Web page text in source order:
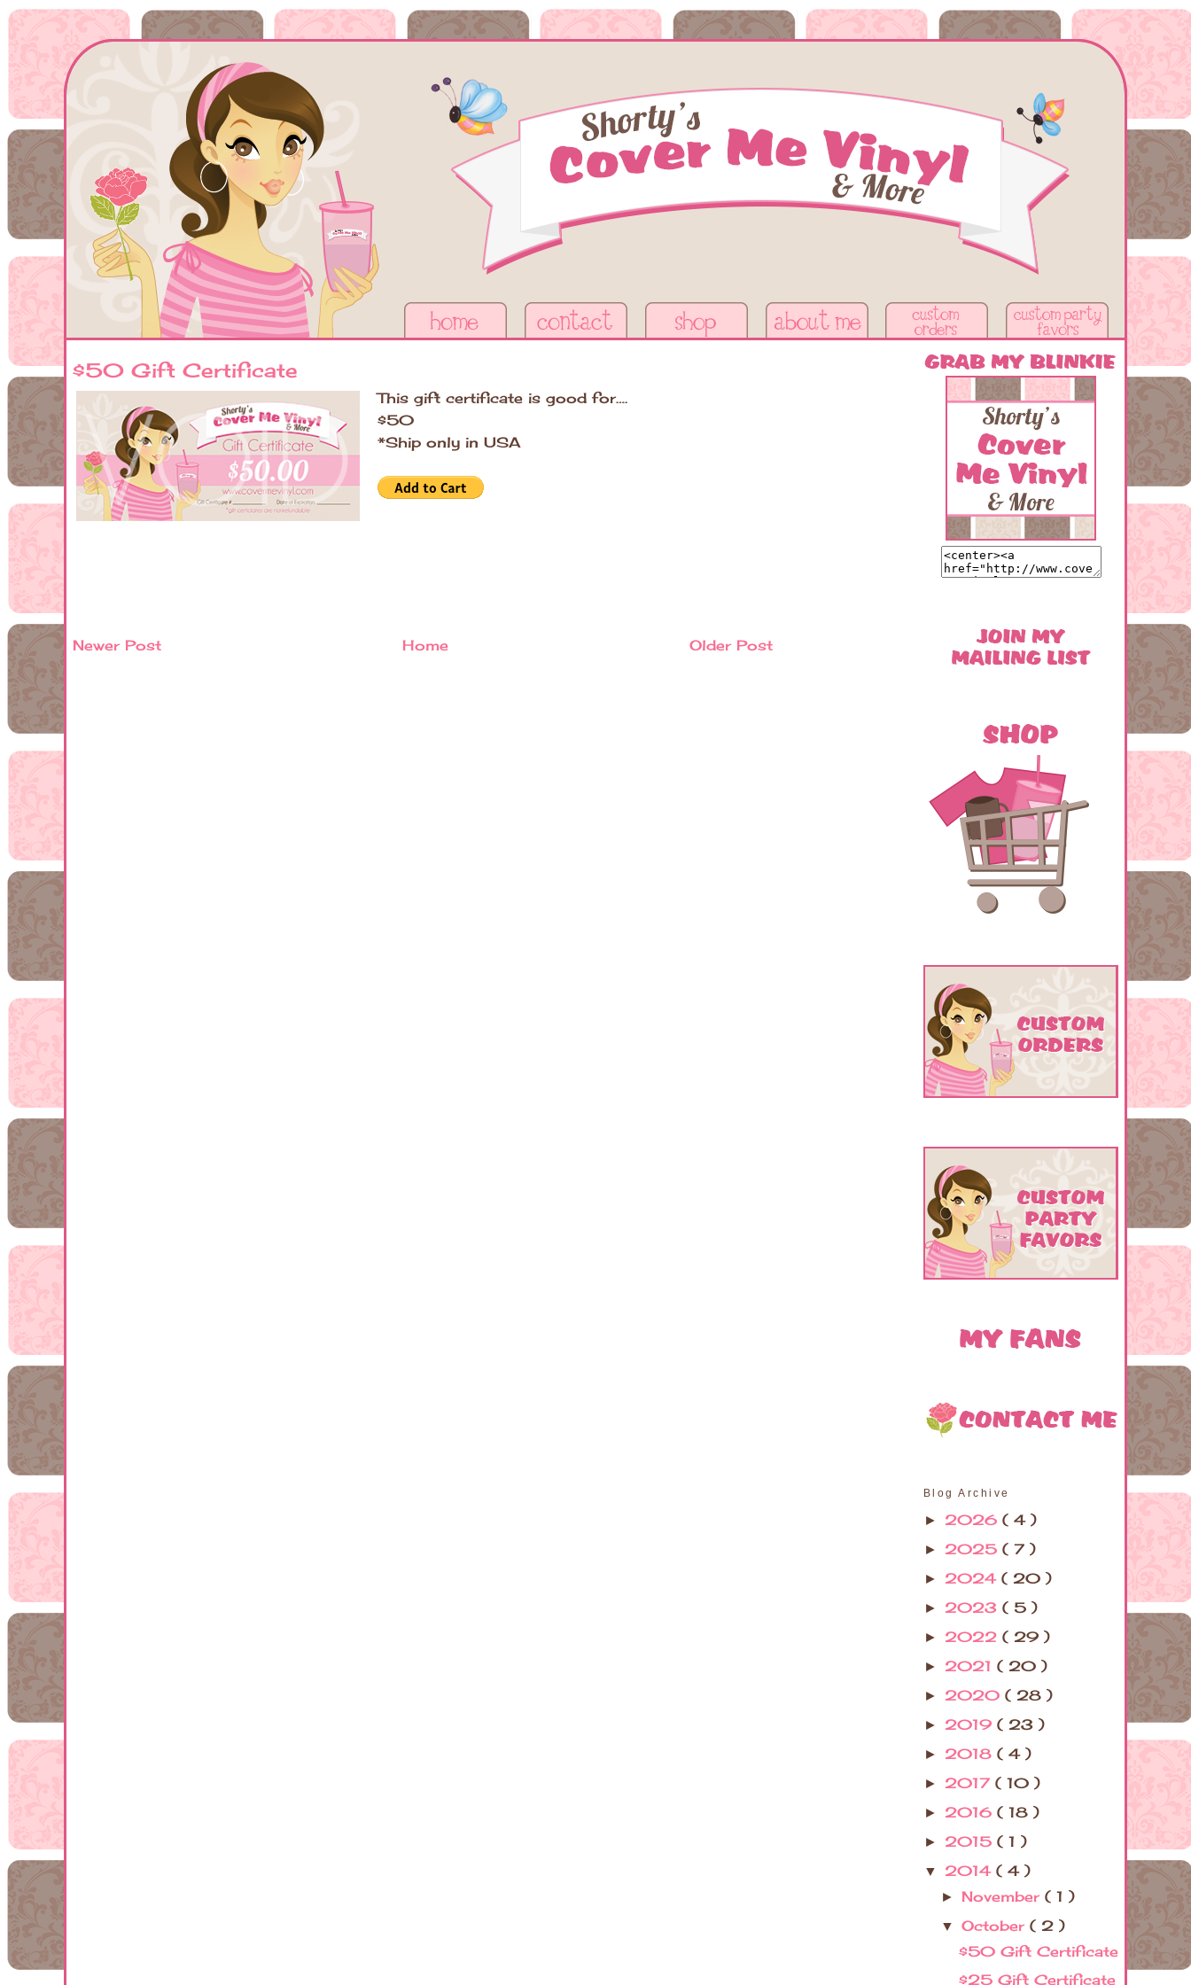
$50 Gift Certificate
This gift certificate is good for….
$50
*Ship only in USA
Newer Post Older Post
Home
Blog Archive
► 2026 ( 4 )
► 2025 ( 7 )
► 2024 ( 20 )
► 2023 ( 5 )
► 2022 ( 29 )
► 2021 ( 20 )
► 2020 ( 28 )
► 2019 ( 23 )
► 2018 ( 4 )
► 2017 ( 10 )
► 2016 ( 18 )
► 2015 ( 1 )
▼ 2014 ( 4 )
►November( 1 )
▼October( 2 )
$50 Gift Certificate
$25 Gift Certificate